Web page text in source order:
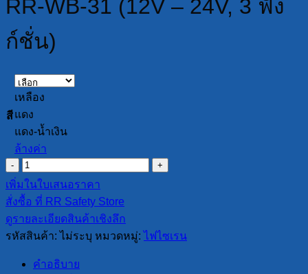
RR-WB-31 (12V – 24V, 3 ฟัง
ก์ชั่น)
สี
เหลือง
แดง
แดง-น้ำเงิน
ล้างค่า
จำนวน
ไฟ
ไซเรน
LED
ติด
รถ
เพิ่มในใบเสนอราคา
สั่งซื้อ ที่ RR Safety Store
ดูรายละเอียดสินค้าเชิงลึก
รหัสสินค้า:ไม่ระบุ หมวดหมู่:ไฟไซเรน
คำอธิบาย